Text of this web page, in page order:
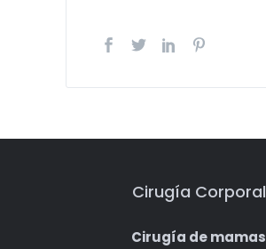
Cirugía Corporal
Cirugía de mamas